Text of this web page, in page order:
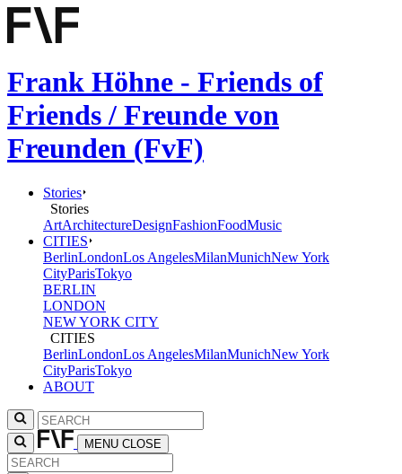
Frank Höhne - Friends of
Friends / Freunde von
Freunden (FvF)
Stories
Stories
ArtArchitectureDesignFashionFoodMusic
CITIES
BerlinLondonLos AngelesMilanMunichNew York
CityParisTokyo
BERLIN
LONDON
NEW YORK CITY
CITIES
BerlinLondonLos AngelesMilanMunichNew York
CityParisTokyo
ABOUT
MENU CLOSE